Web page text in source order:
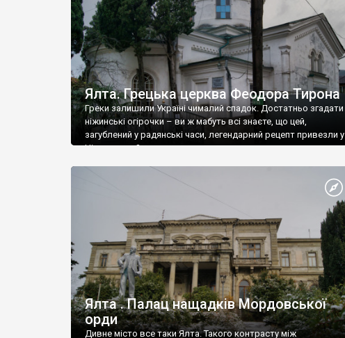
Ялта. Грецька церква Феодора Тирона
Греки залишили Україні чималий спадок. Достатньо згадати
ніжинські огірочки – ви ж мабуть всі знаєте, що цей,
загублений у радянські часи, легендарний рецепт привезли у
Ніжин греки?
Ялта . Палац нащадків Мордовської
орди
Дивне місто все таки Ялта. Такого контрасту між